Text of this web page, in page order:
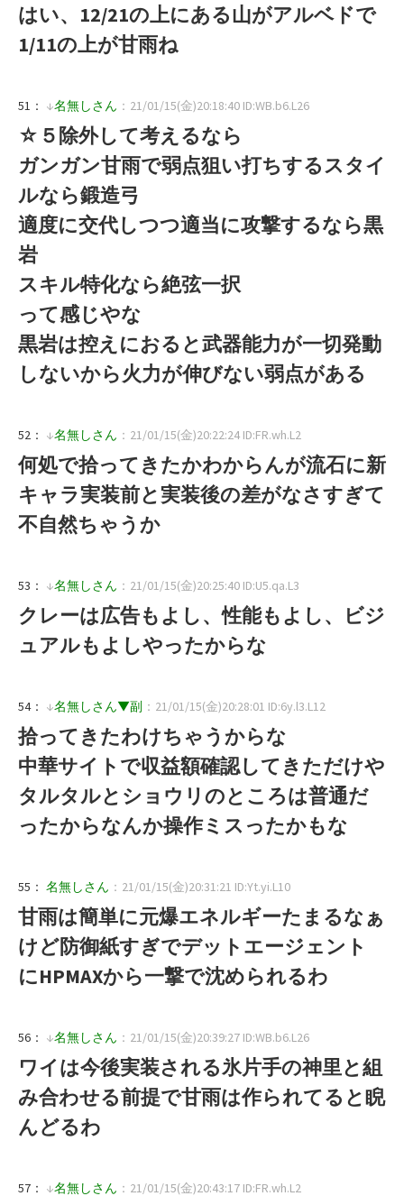
はい、12/21の上にある山がアルベドで
1/11の上が甘雨ね
51： ↓名無しさん ：21/01/15(金)20:18:40 ID:WB.b6.L26
☆５除外して考えるなら
ガンガン甘雨で弱点狙い打ちするスタイ
ルなら鍛造弓
適度に交代しつつ適当に攻撃するなら黒
岩
スキル特化なら絶弦一択
って感じやな
黒岩は控えにおると武器能力が一切発動
しないから火力が伸びない弱点がある
52： ↓名無しさん ：21/01/15(金)20:22:24 ID:FR.wh.L2
何処で拾ってきたかわからんが流石に新
キャラ実装前と実装後の差がなさすぎて
不自然ちゃうか
53： ↓名無しさん ：21/01/15(金)20:25:40 ID:U5.qa.L3
クレーは広告もよし、性能もよし、ビジ
ュアルもよしやったからな
54： ↓名無しさん▼副 ：21/01/15(金)20:28:01 ID:6y.l3.L12
拾ってきたわけちゃうからな
中華サイトで収益額確認してきただけや
タルタルとショウリのところは普通だ
ったからなんか操作ミスったかもな
55： 名無しさん ：21/01/15(金)20:31:21 ID:Yt.yi.L10
甘雨は簡単に元爆エネルギーたまるなぁ
けど防御紙すぎでデットエージェント
にHPMAXから一撃で沈められるわ
56： ↓名無しさん ：21/01/15(金)20:39:27 ID:WB.b6.L26
ワイは今後実装される氷片手の神里と組
み合わせる前提で甘雨は作られてると睨
んどるわ
57： ↓名無しさん ：21/01/15(金)20:43:17 ID:FR.wh.L2